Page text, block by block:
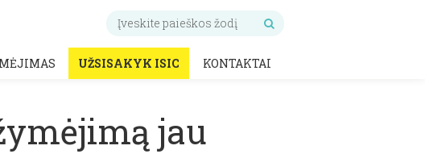
UŽSISAKYK ISIC KONTAKTAI
jau